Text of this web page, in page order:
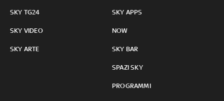
SKY TG24
SKY VIDEO
SKY ARTE
SKY APPS
NOW
SKY BAR
SPAZI SKY
PROGRAMMI